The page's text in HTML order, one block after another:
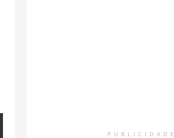
PUBLICIDADE